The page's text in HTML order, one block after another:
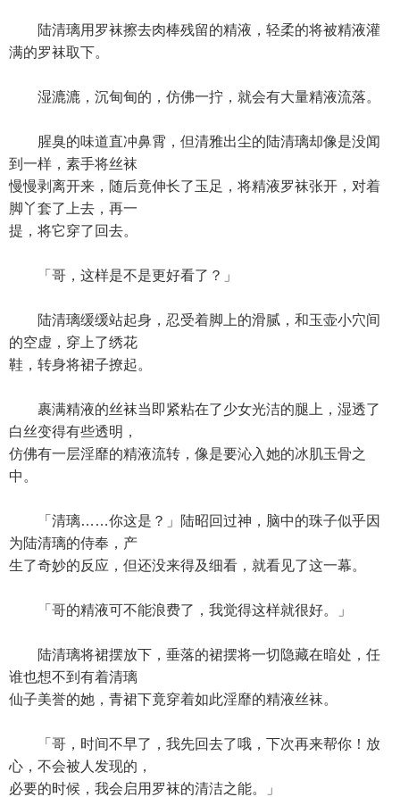
陆清璃用罗袜擦去肉棒残留的精液，轻柔的将被精液灌
满的罗袜取下。
湿漉漉，沉甸甸的，仿佛一拧，就会有大量精液流落。
腥臭的味道直冲鼻霄，但清雅出尘的陆清璃却像是没闻
到一样，素手将丝袜
慢慢剥离开来，随后竟伸长了玉足，将精液罗袜张开，对着
脚丫套了上去，再一
提，将它穿了回去。
「哥，这样是不是更好看了？」
陆清璃缓缓站起身，忍受着脚上的滑腻，和玉壶小穴间
的空虚，穿上了绣花
鞋，转身将裙子撩起。
裹满精液的丝袜当即紧粘在了少女光洁的腿上，湿透了
白丝变得有些透明，
仿佛有一层淫靡的精液流转，像是要沁入她的冰肌玉骨之
中。
「清璃……你这是？」陆昭回过神，脑中的珠子似乎因
为陆清璃的侍奉，产
生了奇妙的反应，但还没来得及细看，就看见了这一幕。
「哥的精液可不能浪费了，我觉得这样就很好。」
陆清璃将裙摆放下，垂落的裙摆将一切隐藏在暗处，任
谁也想不到有着清璃
仙子美誉的她，青裙下竟穿着如此淫靡的精液丝袜。
「哥，时间不早了，我先回去了哦，下次再来帮你！放
心，不会被人发现的，
必要的时候，我会启用罗袜的清洁之能。」